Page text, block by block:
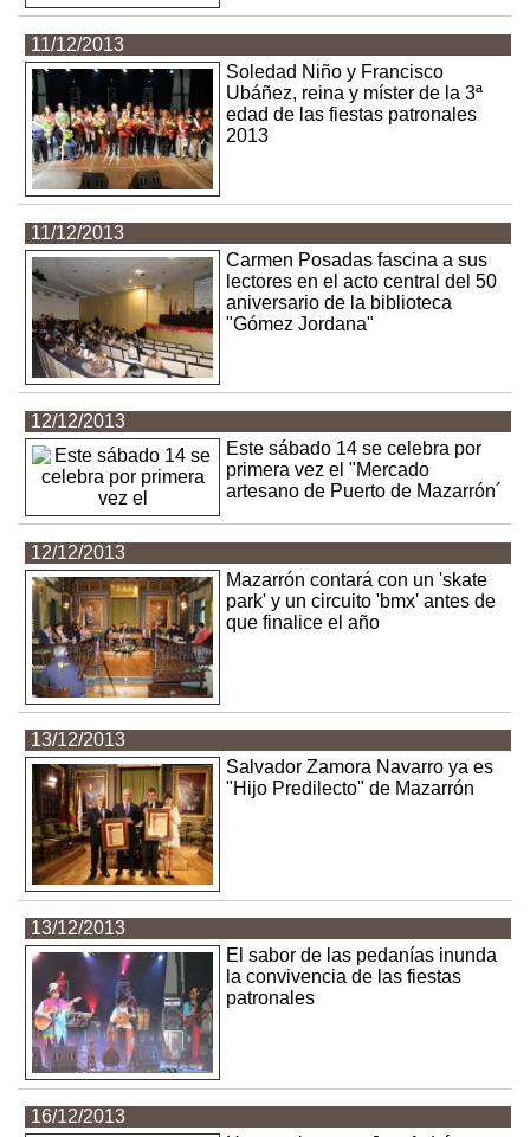
11/12/2013
Soledad Niño y Francisco
Ubáñez, reina y míster de la 3ª
edad de las fiestas patronales
2013
11/12/2013
Carmen Posadas fascina a sus
lectores en el acto central del 50
aniversario de la biblioteca
"Gómez Jordana"
12/12/2013
Este sábado 14 se celebra por
primera vez el "Mercado
artesano de Puerto de Mazarrón´
12/12/2013
Mazarrón contará con un 'skate
park' y un circuito 'bmx' antes de
que finalice el año
13/12/2013
Salvador Zamora Navarro ya es
"Hijo Predilecto" de Mazarrón
13/12/2013
El sabor de las pedanías inunda
la convivencia de las fiestas
patronales
16/12/2013